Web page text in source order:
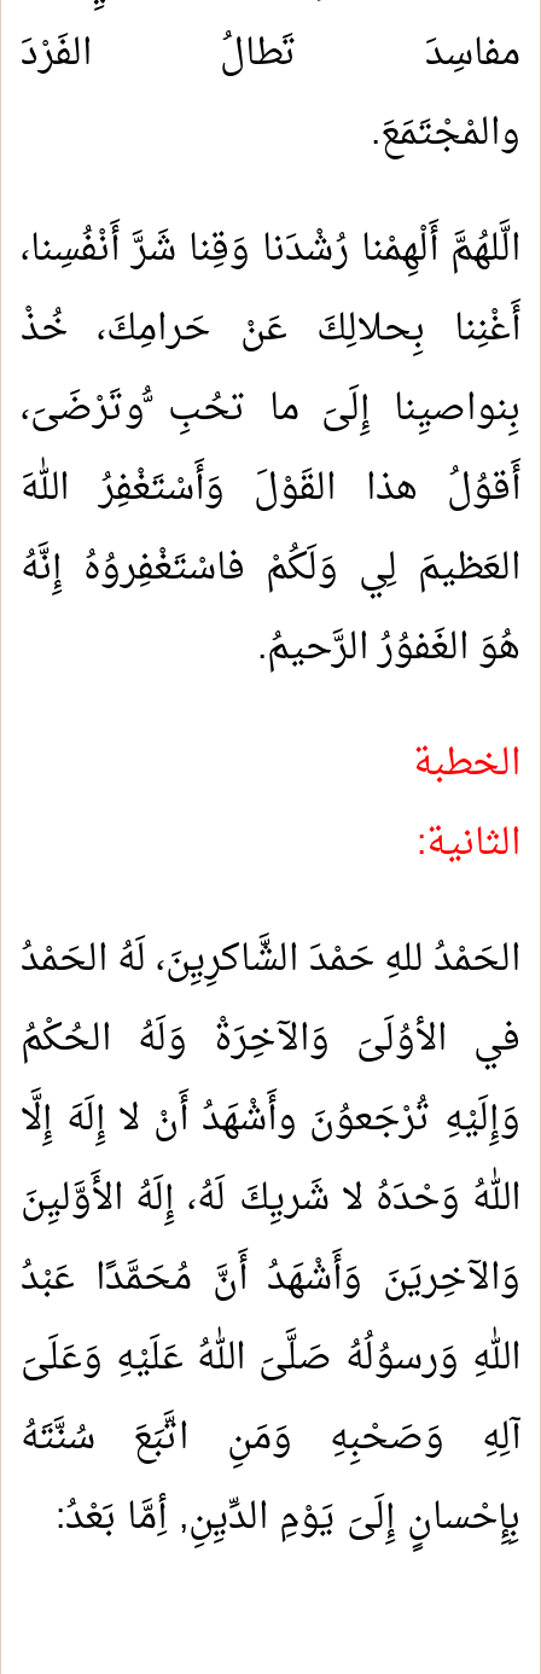
مفاسِدَ تَطالُ الفَرْدَ
الَّلهُمَّ أَلْهِمْنا رُشْدَنا وَقِنا شَرَّ أَنْفُسِنا،
أَغْنِنا بِحلالِكَ عَنْ حَرامِكَ، خُذْ
بِنواصيِنا إِلَىَ ما تحُبِ ُّوتَرْضَىَ،
أَقوُلُ هذا القَوْلَ وَأَسْتَغْفِرُ اللهَ
العَظيمَ لِي وَلَكُمْ فاسْتَغْفِروُهُ إِنَّهُ
هُوَ الغَفوُرُ الرَّحيمُ.
الخطبة
الحَمْدُ للهِ حَمْدَ الشَّاكرِيِنَ، لَهُ الحَمْدُ
في الأوُلَىَ وَالآخِرَةْ وَلَهُ الحُكْمُ
وَإِلَيْهِ تُرْجَعوُنَ وأَشْهَدُ أَنْ لا إِلَهَ إِلَّا
اللهُ وَحْدَهُ لا شَريِكَ لَهُ، إِلَهُ الأَوَّليِنَ
وَالآخِريَنَ وَأَشْهَدُ أَنَّ مُحَمَّدًا عَبْدُ
اللهِ وَرسوُلُهُ صَلَّىَ اللهُ عَلَيْهِ وَعَلَىَ
آلِهِ وَصَحْبِهِ وَمَنِ اتَّبَعَ سُنَّتَهُ
بِإِحْسانٍ إِلَىَ يَوْمِ الدِّيِنِ, أِمَّا بَعْدُ: